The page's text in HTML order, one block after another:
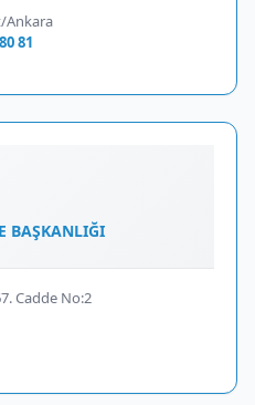
Ankara
81
BAŞKANLIĞI
Cadde No:2